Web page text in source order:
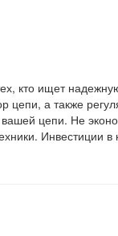
кто ищет
цепи, а также
цепи. Не
Инвестиции